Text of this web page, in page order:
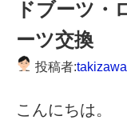
ドブーツ・
ーツ交換
投稿者:takizawa
こんにちは。